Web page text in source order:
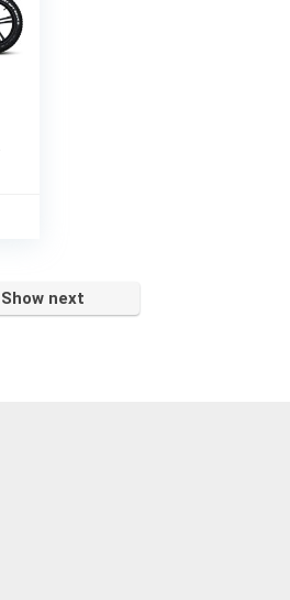
Show next